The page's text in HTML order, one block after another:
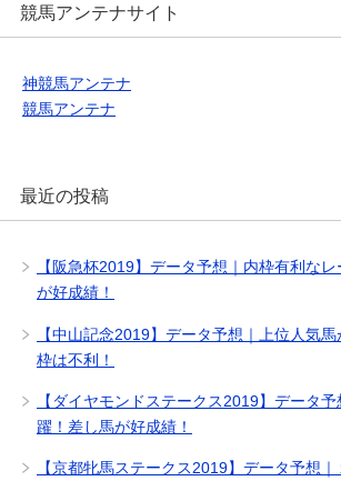
競馬アンテナサイト
神競馬アンテナ
競馬アンテナ
最近の投稿
【阪急杯2019】データ予想｜内枠有利な
が好成績！
【中山記念2019】データ予想｜上位人気
枠は不利！
【ダイヤモンドステークス2019】データ
躍！差し馬が好成績！
【京都牝馬ステークス2019】データ予想